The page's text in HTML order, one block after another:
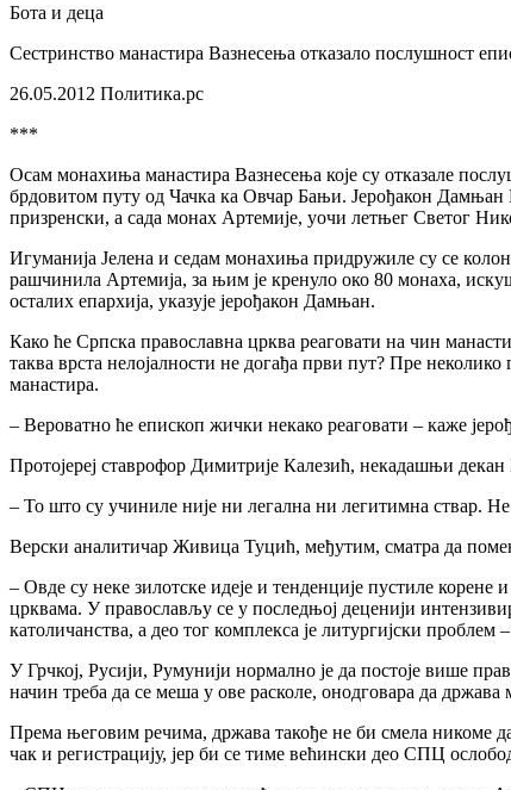
Бота и деца
Сестринство манастира Вазнесења отказало послушност
26.05.2012 Политика.рс
***
Осам монахиња манастира Вазнесења које су отказале
брдовитом путу од Чачка ка Овчар Бањи. Јерођакон Дамњан
призренски, а сада монах Артемије, уочи летњег Светог
Игуманија Јелена и седам монахиња придружиле су се
рашчинила Артемија, за њим је кренуло око 80 монаха,
осталих епархија, указује јерођакон Дамњан.
Како ће Српска православна црква реаговати на чин
таква врста нелојалности не догађа први пут? Пре
манастира.
– Вероватно ће епископ жички некако реаговати – каже
Протојереј ставрофор Димитрије Калезић, некадашњи декан
– То што су учиниле није ни легална ни легитимна ствар. Не
Верски аналитичар Живица Туцић, међутим, сматра да
– Овде су неке зилотске идеје и тенденције пустиле
црквама. У православљу се у последњој деценији
католичанства, а део тог комплекса је литургијски проблем
У Грчкој, Русији, Румунији нормално је да постоје више
начин треба да се меша у ове расколе, онодговара да
Према његовим речима, држава такође не би смела никоме
чак и регистрацију, јер би се тиме већински део СПЦ